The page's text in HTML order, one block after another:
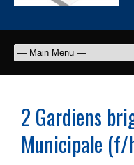
2 Gardiens
Municipale (f/